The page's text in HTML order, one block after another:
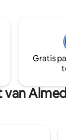
op de
avondzon
van het huis.
de gasten.
Gratis